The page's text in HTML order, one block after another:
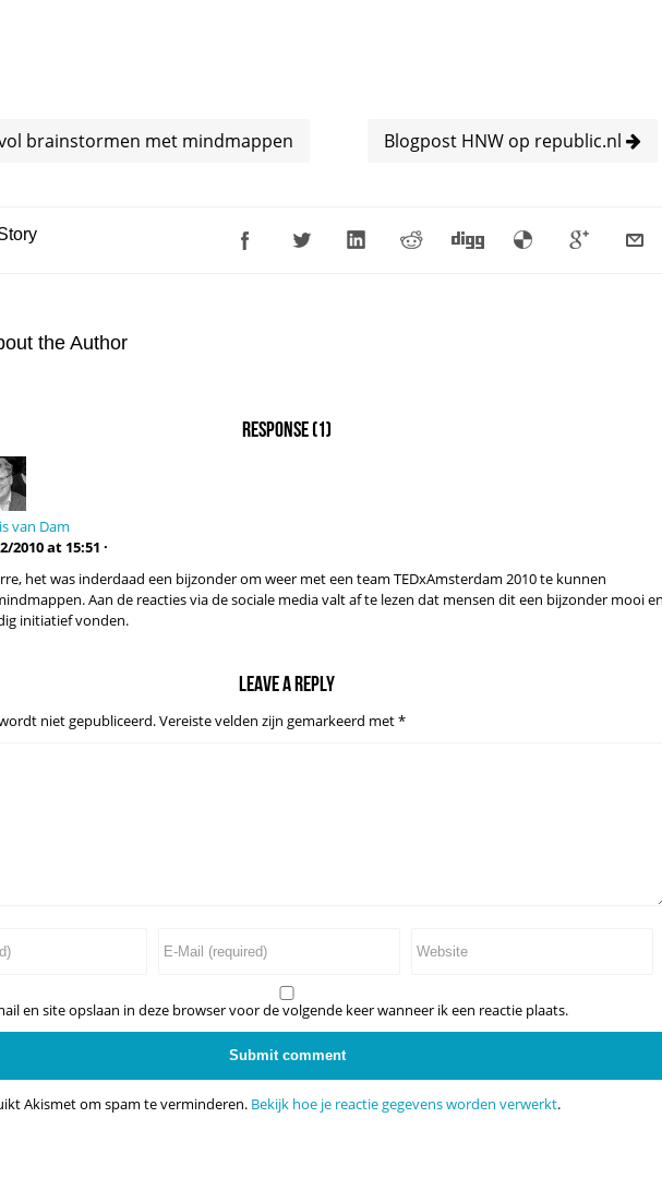
Blogpost HNW op republic.nl
brainstormen met mindmappen
the Author
Response(1)
van Dam
2010 at 15:51 ·
het was inderdaad een bijzonder om weer met een team TEDxAmsterdam 2010 te kunnen
Aan de reacties via de sociale media valt af te lezen dat mensen dit een bijzonder mooi
initiatief vonden.
Leave a reply
niet gepubliceerd.Vereiste velden zijn gemarkeerd met*
en site opslaan in deze browser voor de volgende keer wanneer ik een reactie plaats.
Akismet om spam te verminderen. Bekijk hoe je reactie gegevens worden verwerkt.